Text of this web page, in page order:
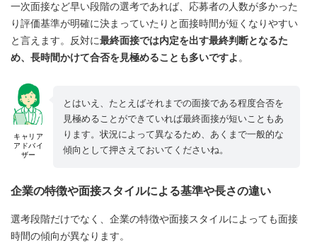
一次面接など早い段階の選考であれば、応募者の人数が多かった
り評価基準が明確に決まっていたりと面接時間が短くなりやすい
と言えます。反対に最終面接では内定を出す最終判断となるた
め、長時間かけて合否を見極めることも多いですよ 。
キャリア
アドバイ
ザー
とはいえ、たとえばそれまでの面接である程度合否を
見極めることができていれば最終面接が短いこともあ
ります。状況によって異なるため、あくまで一般的な
傾向として押さえておいてくださいね。
企業の特徴や面接スタイルによる基準や長さの違い
選考段階だけでなく、企業の特徴や面接スタイルによっても面接
時間の傾向が異なります。